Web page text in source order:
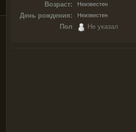
Возраст:
Неизвестен
День рождения: Неизвестен
Пол Не указал